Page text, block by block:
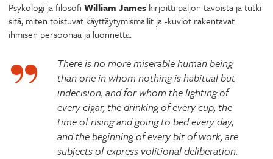
Psykologi ja filosofi William James kirjoitti paljon tavoista ja tutki
sitä, miten toistuvat käyttäytymismallit ja -kuviot rakentavat
ihmisen persoonaa ja luonnetta.
There is no more miserable human being
than one in whom nothing is habitual but
indecision, and for whom the lighting of
every cigar, the drinking of every cup, the
time of rising and going to bed every day,
and the beginning of every bit of work, are
subjects of express volitional deliberation.